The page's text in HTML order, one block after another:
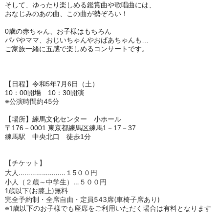
そして、ゆったり楽しめる鑑賞曲や歌唱曲には、
おなじみのあの曲、この曲が勢ぞろい！
0歳の赤ちゃん、お子様はもちろん
パパやママ、おじいちゃんやおばあちゃんも…
ご家族一緒に五感で楽しめるコンサートです。
【日程】令和5年7月6日（土）
10：00開場 10：30開演
※公演時間約45分
【場所】練馬文化センター 小ホール
〒176－0001 東京都練馬区練馬1－17－37
練馬駅 中央北口 徒歩1分
【チケット】
大人…………………… １5００円
小人（２歳～中学生）…５００円
1歳以下(お膝上)無料
完全予約制・全席自由・定員543席(車椅子席あり)
※1歳以下のお子様でも座席をご利用いただく場合は有料となります